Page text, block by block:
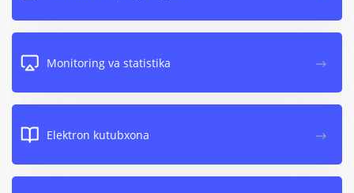
Monitoring va statistika
Elektron kutubxona